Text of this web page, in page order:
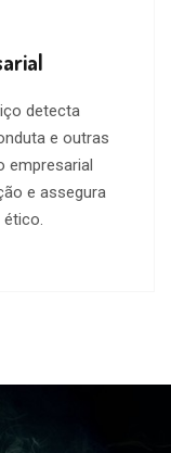
detecta
e outras
empresarial
e assegura